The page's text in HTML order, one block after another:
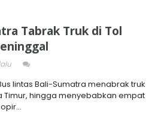
Tabrak Truk di Tol
lintas Bali-Sumatra menabrak truk
Timur, hingga menyebabkan empat